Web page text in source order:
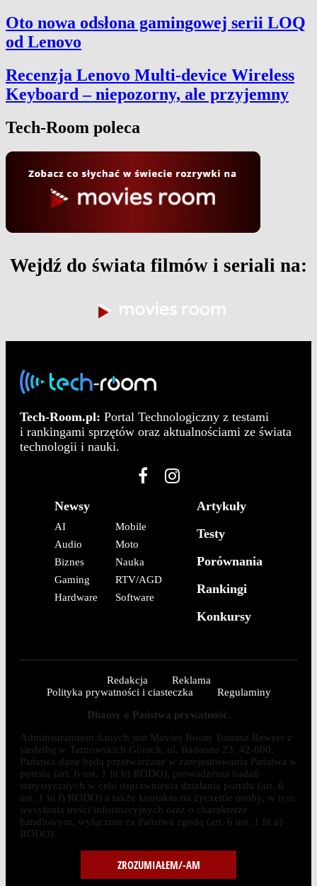
Oto nowa odsłona gamingowej serii LOQ
od Lenovo
Recenzja Lenovo Multi-device Wireless
Keyboard – niepozorny, ale przyjemny
Tech-Room poleca
Wejdź do świata filmów i seriali na:
Tech-Room.pl: Portal Technologiczny z testami
i rankingami sprzętów oraz aktualnościami ze świata
technologii i nauki.
Newsy
AI
Audio
Biznes
Gaming
Hardware
Mobile
Moto
Nauka
RTV/AGD
Software
Artykuły
Testy
Porównania
Rankingi
Konkursy
Redakcja
Reklama
Polityka prywatności i ciasteczka
Regulaminy
Dbamy o Państwa prywatność.
Administratorem danych jest Movies Room Tomasz Rewers z
siedzibą w Tarnowskich Górach, ul. Radosna 23, 42-600.
Państwa dane będą przetwarzane w zarejestrowania Państwa w
portalu (art. 6 ust. 1 lit b) RODO), prowadzenia badań
statystycznych w celu usprawnienia działania portalu (art. 6
ust. 1 lit f) RODO) a także kontaktu na życzenie osoby, w tym
wysyłania treści informacyjnych oraz o charakterze
handlowym, wyłącznie za Państwa zgodą (art. 6 ust. 1 lit a)
RODO).
ZROZUMIAŁEM/-AM